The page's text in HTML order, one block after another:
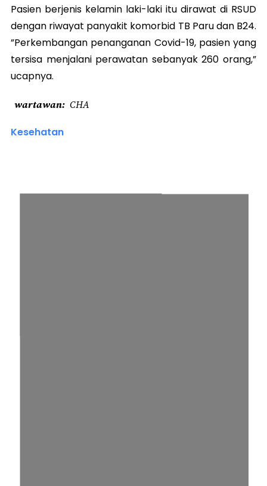
Pasien berjenis kelamin laki-laki itu dirawat di RSUD
dengan riwayat panyakit komorbid TB Paru dan B24.
”Perkembangan penanganan Covid-19, pasien yang
tersisa menjalani perawatan sebanyak 260 orang,”
ucapnya.
wartawan CHA
Kesehatan